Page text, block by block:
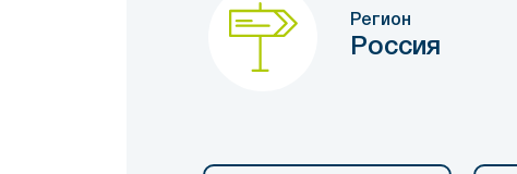
Регион
Россия